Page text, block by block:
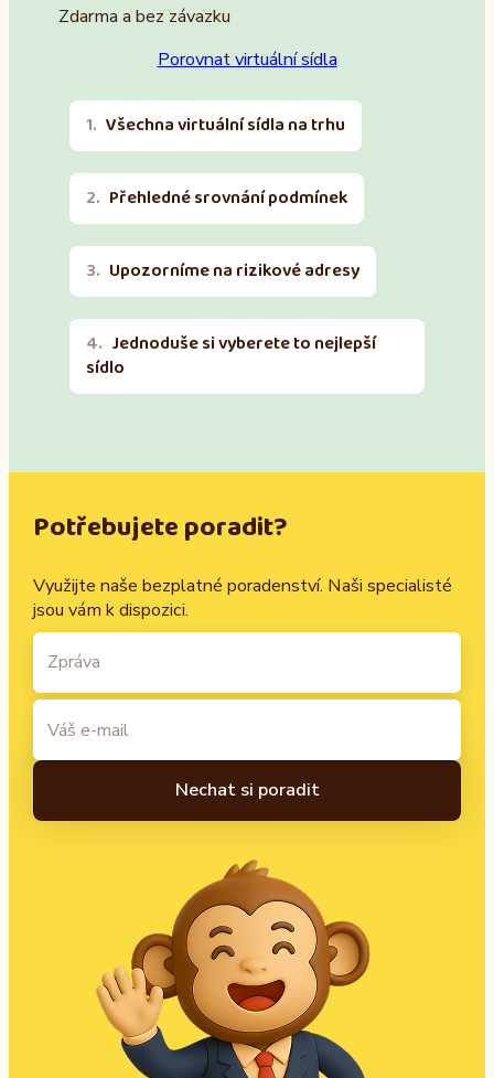
Zdarma a bez závazku
Porovnat virtuální sídla
Všechna virtuální sídla na trhu
Přehledné srovnání podmínek
Upozorníme na rizikové adresy
Jednoduše si vyberete to nejlepší
sídlo
Potřebujete poradit?
Využijte naše bezplatné poradenství. Naši specialisté
jsou vám k dispozici.